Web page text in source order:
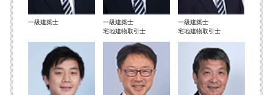
一級建築士
一級建築士
宅地建物取引士
一級建築士
宅地建物取引士